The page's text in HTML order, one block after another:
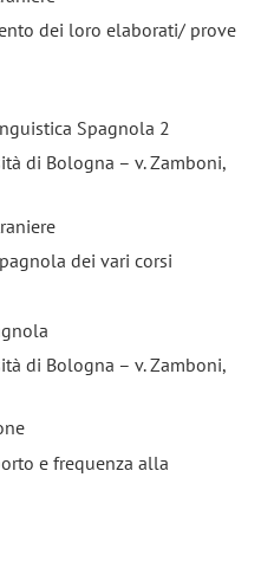
dei loro elaborati/ prove
Spagnola 2
di Bologna – v. Zamboni,
dei vari corsi
di Bologna – v. Zamboni,
e frequenza alla